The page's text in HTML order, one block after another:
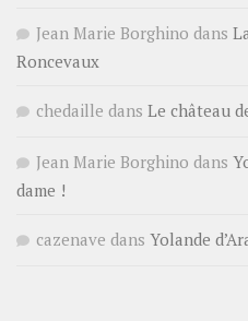
Jean Marie Borghino dans
Roncevaux
chedaille dans Le château
Jean Marie Borghino dans
dame !
cazenave dans Yolande